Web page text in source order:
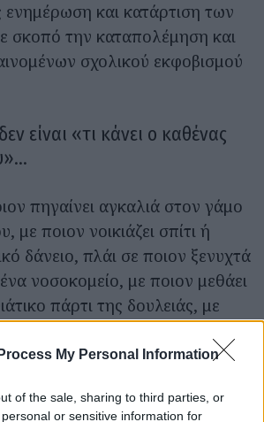
My Personal Information
of the sale, sharing to third parties, or
or sensitive information for
ενημέρωση και κατάρτιση των
σκοπό την καταπολέμηση και
σχολικού εκφοβισμού
είναι «τι κάνει ο καθένας
πηγαίνει αγκαλιά στον γάμο
με ποιον νοικιάζει σπίτι ή
δάνειο, πλάι σε ποιον ξενυχτά
νοσοκομείο, με ποιον μεθάει
πάρτι της δουλειάς, με
για τους στρέιτ ανθρώπους